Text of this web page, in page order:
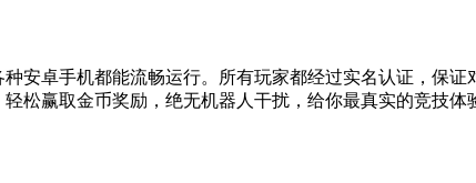
安卓手机都能流畅运行。所有玩家都经过实名认证，保
松赢取金币奖励，绝无机器人干扰，给你最真实的竞技体